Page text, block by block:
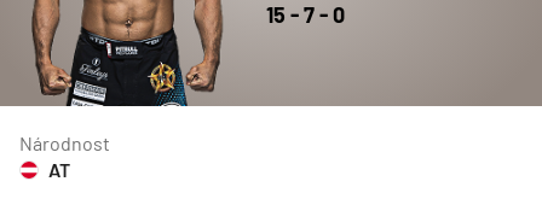
15 -7-0
Národnost
AT